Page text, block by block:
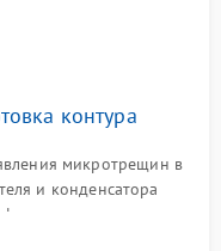
контура
микротрещин в
и конденсатора
осушителя и
засоров.